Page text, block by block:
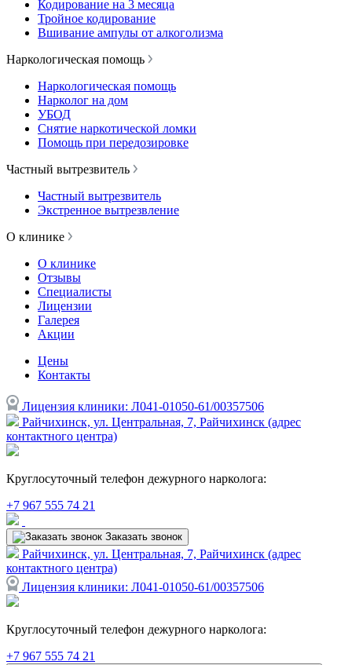
Кодирование на 3 месяца
Тройное кодирование
Вшивание ампулы от алкоголизма
Наркологическая помощь
Наркологическая помощь
Нарколог на дом
УБОД
Снятие наркотической ломки
Помощь при передозировке
Частный вытрезвитель
Частный вытрезвитель
Экстренное вытрезвление
О клинике
О клинике
Отзывы
Специалисты
Лицензии
Галерея
Акции
Цены
Контакты
Лицензия клиники: Л041-01050-61/00357506
Райчихинск, ул. Центральная, 7, Райчихинск (адрес
контактного центра)
Круглосуточный телефон дежурного нарколога:
+7 967 555 74 21
Заказать звонок
Райчихинск, ул. Центральная, 7, Райчихинск (адрес
контактного центра)
Лицензия клиники: Л041-01050-61/00357506
Круглосуточный телефон дежурного нарколога:
+7 967 555 74 21